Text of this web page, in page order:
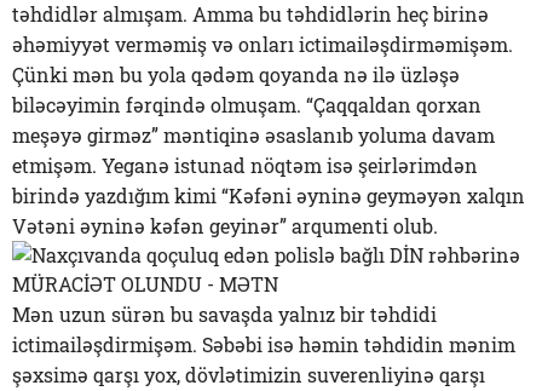
təhdidlər almışam. Amma bu təhdidlərin heç birinə
əhəmiyyət verməmiş və onları ictimailəşdirməmişəm.
Çünki mən bu yola qədəm qoyanda nə ilə üzləşə
biləcəyimin fərqində olmuşam. “Çaqqaldan qorxan
meşəyə girməz” məntiqinə əsaslanıb yoluma davam
etmişəm. Yeganə istunad nöqtəm isə şeirlərimdən
birində yazdığım kimi “Kəfəni əyninə geyməyən xalqın
Vətəni əyninə kəfən geyinər” arqumenti olub.
Mən uzun sürən bu savaşda yalnız bir təhdidi
ictimailəşdirmişəm. Səbəbi isə həmin təhdidin mənim
şəxsimə qarşı yox, dövlətimizin suverenliyinə qarşı